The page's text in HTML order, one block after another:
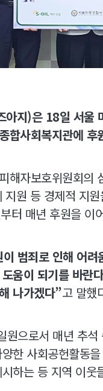
지)은 18일 서울
합사회복지관에
해자보호위원회의
원 등 경제적 지
터 매년 후원을 이
범죄로 인해 어려
움이 되기를 바란
나가겠다”고 말했
원으로서 매년 추
한 사회공헌활동
하는 등 지역 이